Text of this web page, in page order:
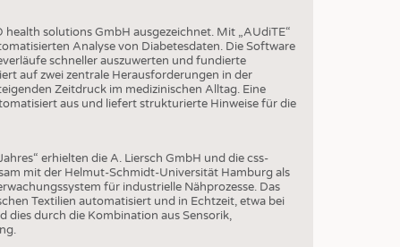
solutions GmbH ausgezeichnet. Mit „AUdiTE“
Analyse von Diabetesdaten. Die Software
schneller auszuwerten und fundierte
auf zwei zentrale Herausforderungen in der
Zeitdruck im medizinischen Alltag. Eine
aus und liefert strukturierte Hinweise für die
erhielten die A. Liersch GmbH und die css-
mit der Helmut-Schmidt-Universität Hamburg als
für industrielle Nähprozesse. Das
Textilien automatisiert und in Echtzeit, etwa bei
dies durch die Kombination aus Sensorik,